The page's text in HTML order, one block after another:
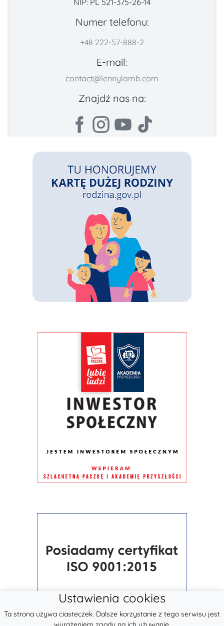
NIP: PL 521-375-26-14
Numer telefonu:
+48 222-57-888-2
E-mail:
contact@lennylamb.com
Znajdź nas na:
Ustawienia cookies
Ta strona używa ciasteczek. Dalsze korzystanie z tego serwisu jest